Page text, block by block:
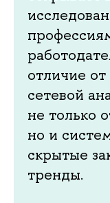
отличие
сетевой
не только
но и
скрытые
тренды.